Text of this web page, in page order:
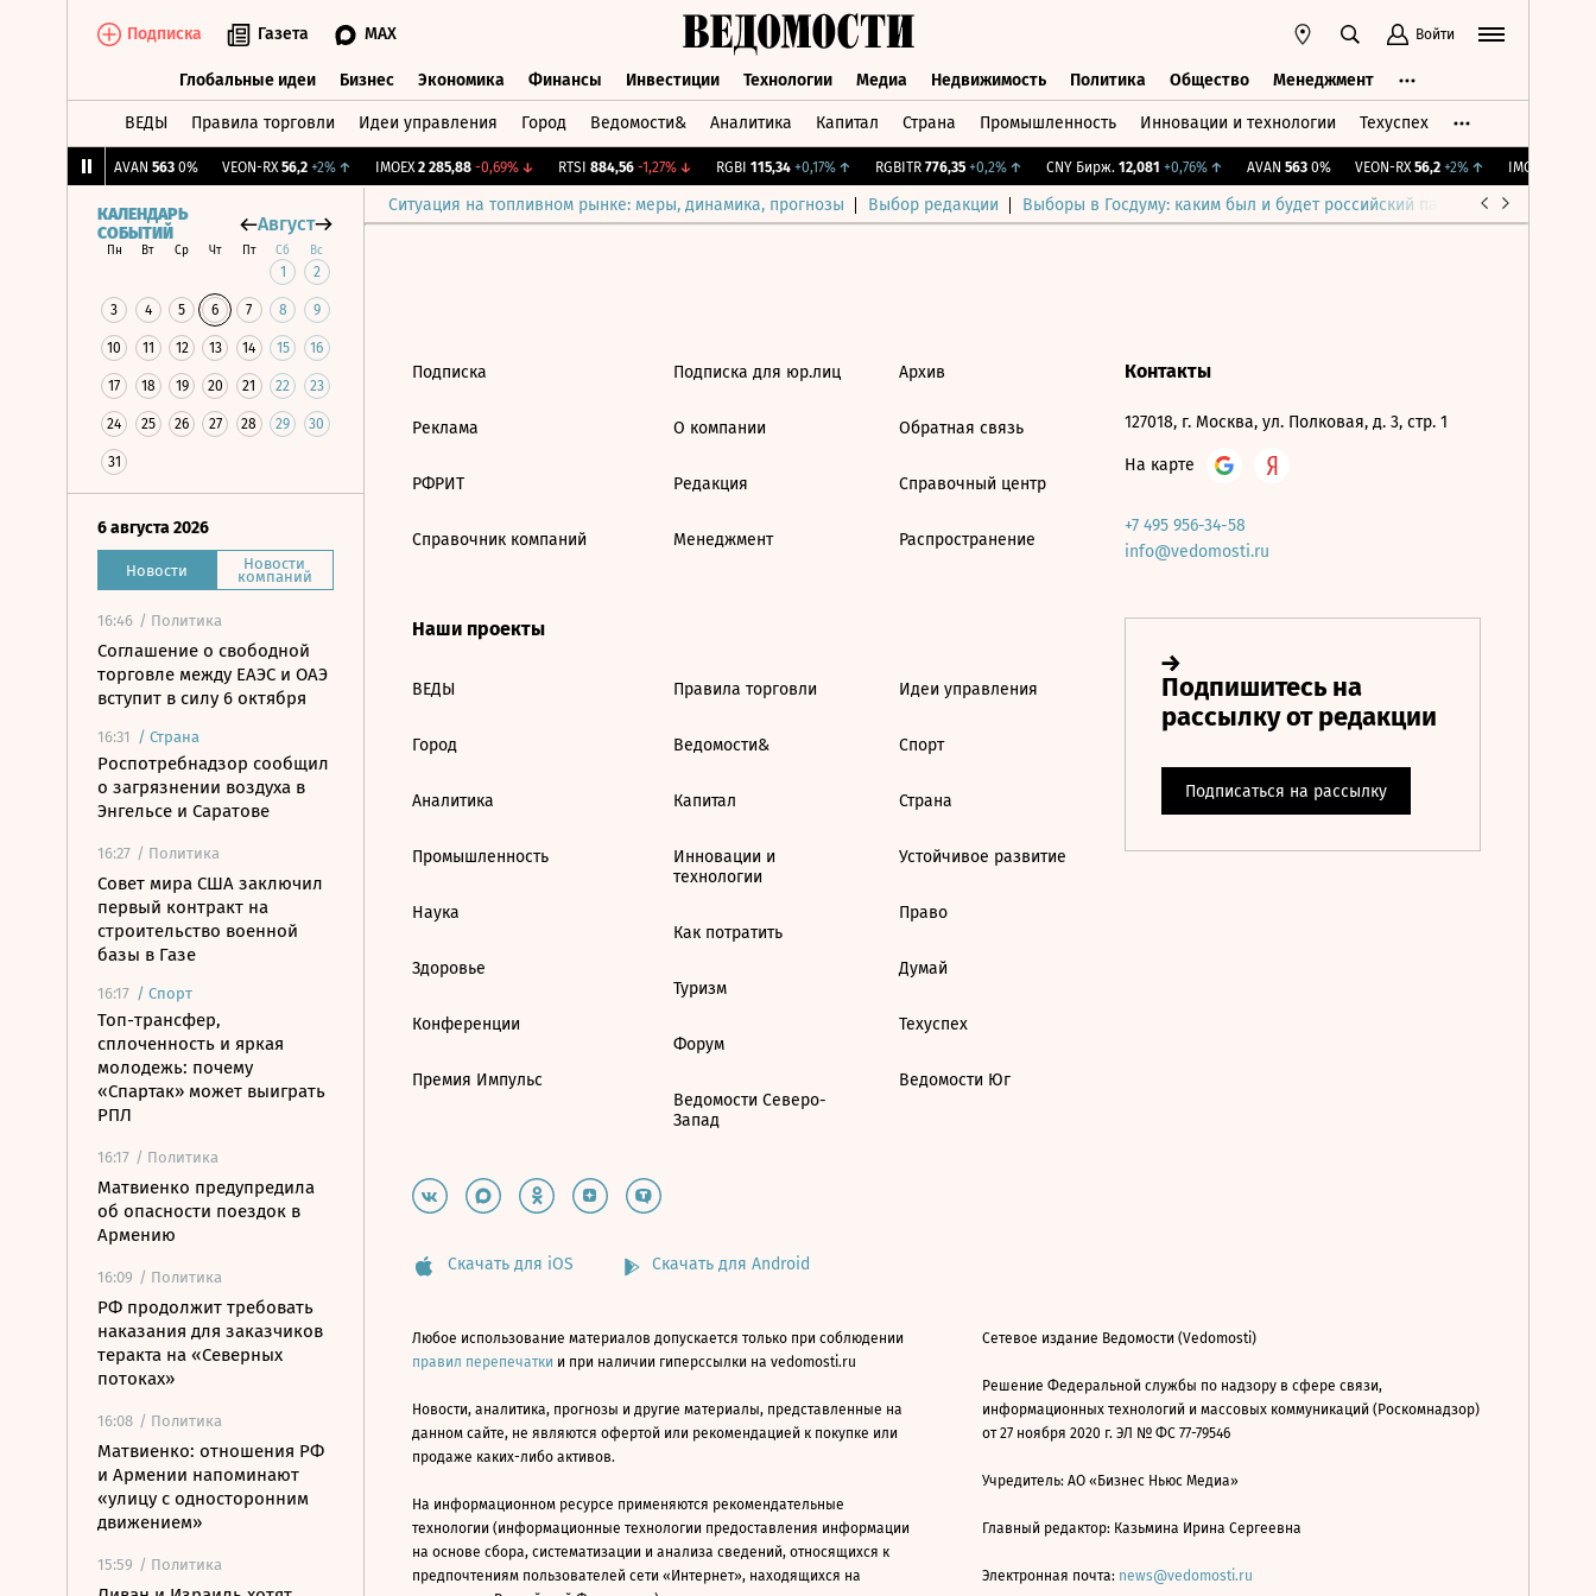
Подписка Газета MAX Войти
Глобальные идеи Бизнес Экономика Финансы Инвестиции Технологии Медиа Недвижимость Политика Общество Менеджмент
ВЕДЫ Правила торговли Идеи управления Город Ведомости& Аналитика Капитал Страна Промышленность Инновации и технологии Техуспех
AVAN 563 0% VEON-RX 56,2 +2%↑ IMOEX 2 285,88 -0,69%↓ RTSI 884,56 -1,27%↓ RGBI 115,34 +0,17%↑ RGBITR 776,35 +0,2%↑ CNY Бирж. 12,081 +0,76%↑ AVAN 563 0% VEON-RX 56,2 +2%↑ IMOEX
Ситуация на топливном рынке: меры, динамика, прогнозы Выбор редакции Выборы в Госдуму: каким был и будет российский парламент
КАЛЕНДАРЬ
СОБЫТИЙ
Август
Пн Вт Ср Чт Пт Сб Вс
1 2
3 4 5 6 7 8 9
10 11 12 13 14 15 16
17 18 19 20 21 22 23
24 25 26 27 28 29 30
31
6 августа 2026
Новости Новости
компаний
16:46 / Политика
Соглашение о свободной
торговле между ЕАЭС и ОАЭ
вступит в силу 6 октября
16:31 / Страна
Роспотребнадзор сообщил
о загрязнении воздуха в
Энгельсе и Саратове
16:27 / Политика
Совет мира США заключил
первый контракт на
строительство военной
базы в Газе
16:17 / Спорт
Топ-трансфер,
сплоченность и яркая
молодежь: почему
«Спартак» может выиграть
РПЛ
16:17 / Политика
Матвиенко предупредила
об опасности поездок в
Армению
16:09 / Политика
РФ продолжит требовать
наказания для заказчиков
теракта на «Северных
потоках»
16:08 / Политика
Матвиенко: отношения РФ
и Армении напоминают
«улицу с односторонним
движением»
15:59 / Политика
Подписка
Реклама
РФРИТ
Справочник компаний
Подписка для юр.лиц
О компании
Редакция
Менеджмент
Архив
Обратная связь
Справочный центр
Распространение
Наши проекты
ВЕДЫ
Город
Аналитика
Промышленность
Наука
Здоровье
Конференции
Премия Импульс
Правила торговли
Ведомости&
Капитал
Инновации и
технологии
Как потратить
Туризм
Форум
Ведомости Северо-
Запад
Идеи управления
Спорт
Страна
Устойчивое развитие
Право
Думай
Техуспех
Ведомости Юг
Контакты
127018, г. Москва, ул. Полковая, д. 3, стр. 1
На карте
+7 495 956-34-58
info@vedomosti.ru
Скачать для iOS Скачать для Android
Любое использование материалов допускается только при соблюдении
правил перепечатки и при наличии гиперссылки на vedomosti.ru
Новости, аналитика, прогнозы и другие материалы, представленные на
данном сайте, не являются офертой или рекомендацией к покупке или
продаже каких-либо активов.
На информационном ресурсе применяются рекомендательные
технологии (информационные технологии предоставления информации
на основе сбора, систематизации и анализа сведений, относящихся к
предпочтениям пользователей сети «Интернет», находящихся на
Сетевое издание Ведомости (Vedomosti)
Решение Федеральной службы по надзору в сфере связи,
информационных технологий и массовых коммуникаций (Роскомнадзор)
от 27 ноября 2020 г. ЭЛ № ФС 77-79546
Учредитель: АО «Бизнес Ньюс Медиа»
Главный редактор: Казьмина Ирина Сергеевна
Электронная почта: news@vedomosti.ru